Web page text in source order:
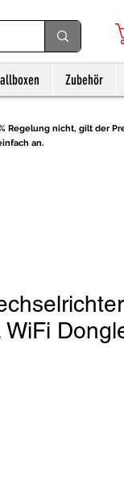
Zubehör
Regelung nicht, gilt der
an.